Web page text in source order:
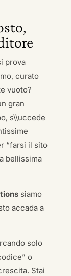
prova
curato
vuoto?
gran
s\\uccede
“farsi il sito
bellissima
siamo
accada a
solo
o
Stai